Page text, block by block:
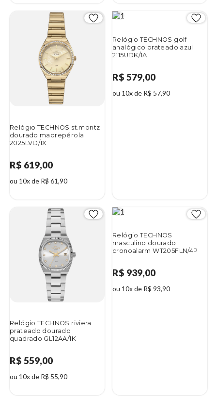
Relógio TECHNOS st.moritz
dourado madrepérola
2025LVD/1X
R$ 619,00
ou 10x de R$ 61,90
Relógio TECHNOS golf
analógico prateado azul
2115UDK/1A
R$ 579,00
ou 10x de R$ 57,90
Relógio TECHNOS riviera
prateado dourado
quadrado GL12AA/1K
R$ 559,00
ou 10x de R$ 55,90
Relógio TECHNOS
masculino dourado
cronoalarm WT205FLN/4P
R$ 939,00
ou 10x de R$ 93,90